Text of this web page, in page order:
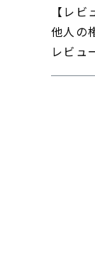
【レビ
他人の
レビュ